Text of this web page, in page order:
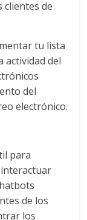
clientes de
tu lista
actividad del
del
electrónico.
para
de los
los